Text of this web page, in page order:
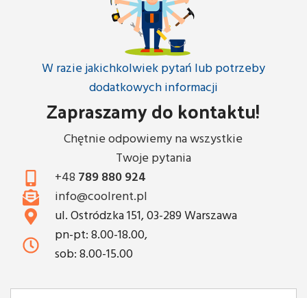
W razie jakichkolwiek pytań lub potrzeby
dodatkowych informacji
Zapraszamy do kontaktu!
Chętnie odpowiemy na wszystkie
Twoje pytania
+48 789 880 924
info@coolrent.pl
ul. Ostródzka 151, 03-289 Warszawa
pn-pt: 8.00-18.00,
sob: 8.00-15.00